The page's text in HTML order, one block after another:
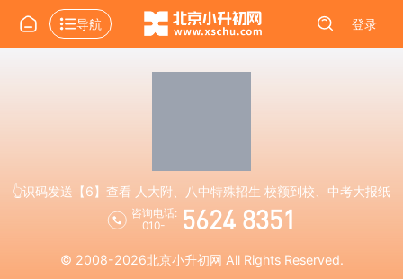
导航 登录
👆识码发送【6】查看 人大附、八中特殊招生 校额到校、中考大报纸
咨询电话:
010-
5624 8351
© 2008-2026北京小升初网 All Rights Reserved.